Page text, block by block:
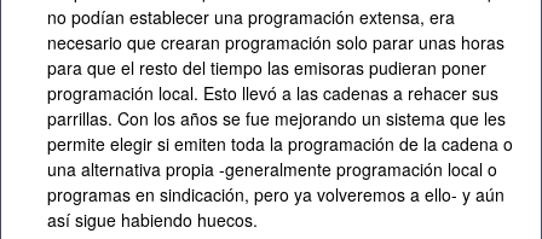
no podían establecer una programación extensa, era
necesario que crearan programación solo parar unas horas
para que el resto del tiempo las emisoras pudieran poner
programación local. Esto llevó a las cadenas a rehacer sus
parrillas. Con los años se fue mejorando un sistema que les
permite elegir si emiten toda la programación de la cadena o
una alternativa propia -generalmente programación local o
programas en sindicación, pero ya volveremos a ello- y aún
así sigue habiendo huecos.